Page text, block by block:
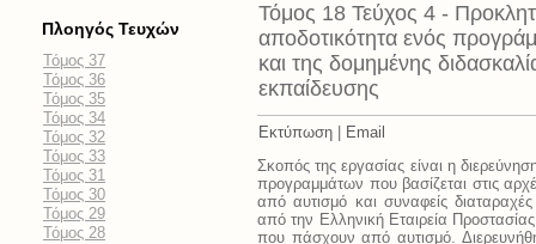
Πλοηγός Τευχών
Τόμος 37
Τόμος 36
Τόμος 35
Τόμος 34
Τόμος 32
Τόμος 33
Τόμος 31
Τόμος 30
Τόμος 29
Τόμος 28
Τόμος 18 Τεύχος 4 -
αποδοτικότητα ενός
και της δομημένης
εκπαίδευσης
Εκτύπωση
Email
Σκοπός της εργασίας είναι η
προγραμμάτων που βασίζεται στις
από αυτισμό και συναφείς
από την Ελληνική Εταιρεία
που πάσχουν από αυτισμό.